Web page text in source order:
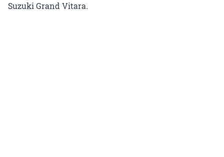
Suzuki Grand Vitara.